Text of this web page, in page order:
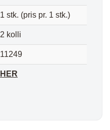
1 stk. (pris pr. 1 stk.)
2 kolli
11249
HER